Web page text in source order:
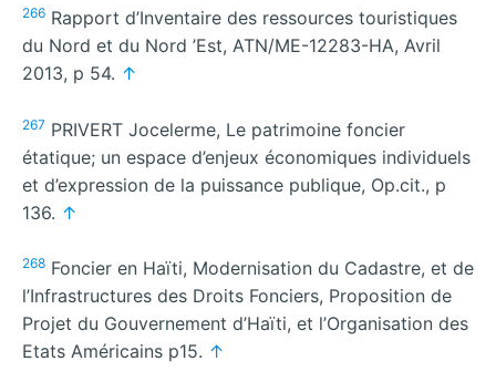
266 Rapport d’Inventaire des ressources touristiques
du Nord et du Nord ’Est, ATN/ME-12283-HA, Avril
2013, p 54. ↑
267 PRIVERT Jocelerme, Le patrimoine foncier
étatique; un espace d’enjeux économiques individuels
et d’expression de la puissance publique, Op.cit., p
136. ↑
268 Foncier en Haïti, Modernisation du Cadastre, et de
l’Infrastructures des Droits Fonciers, Proposition de
Projet du Gouvernement d’Haïti, et l’Organisation des
Etats Américains p15. ↑